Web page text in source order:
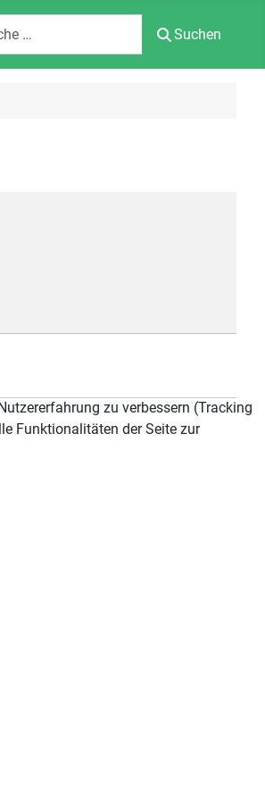
Suchen
zu verbessern (Tracking
Funktionalitäten der Seite zur